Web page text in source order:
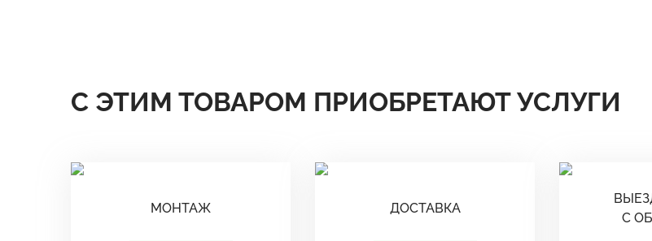
С ЭТИМ ТОВАРОМ ПРИОБРЕТАЮТ УСЛУГИ
МОНТАЖ ДОСТАВКА
С